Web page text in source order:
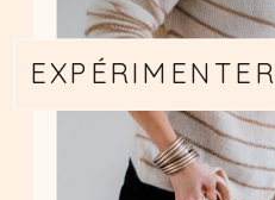
EXPÉRIMENTER